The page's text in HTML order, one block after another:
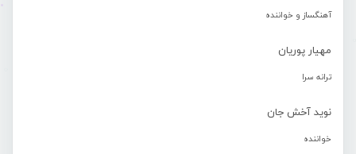
آهنگساز و خواننده
مهیار پوریان
ترانه سرا
نوید آخش جان
خواننده